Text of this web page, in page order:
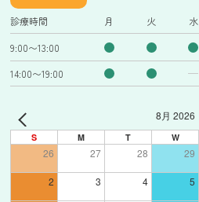
診療時間 月 火 水
9:00〜13:00
14:00〜19:00
8月 2026
S M T W
26 27 28 29
2 3 4 5